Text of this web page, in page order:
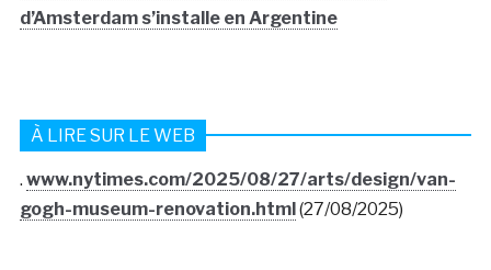
d’Amsterdam s’installe en Argentine
À LIRE SUR LE WEB
. www.nytimes.com/2025/08/27/arts/design/van-
gogh-museum-renovation.html(27/08/2025)